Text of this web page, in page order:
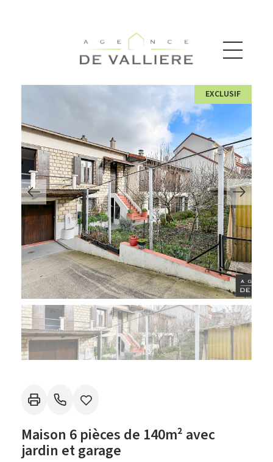
EXCLUSIF
Maison 6 pièces de 140m² avec
jardin et garage